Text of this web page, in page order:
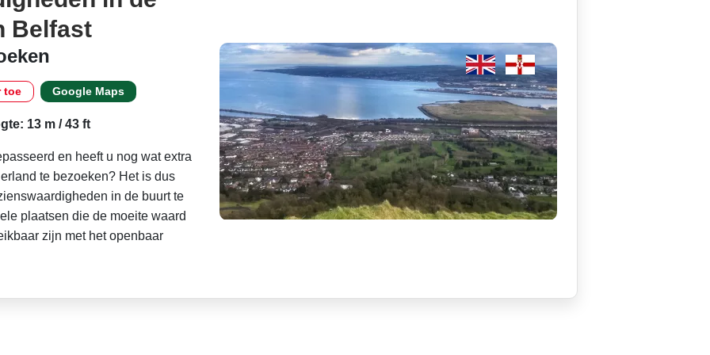
Belfast
toe Google Maps
13 m / 43 ft
en heeft u nog wat extra
te bezoeken? Het is dus
in de buurt te
plaatsen die de moeite waard
zijn met het openbaar